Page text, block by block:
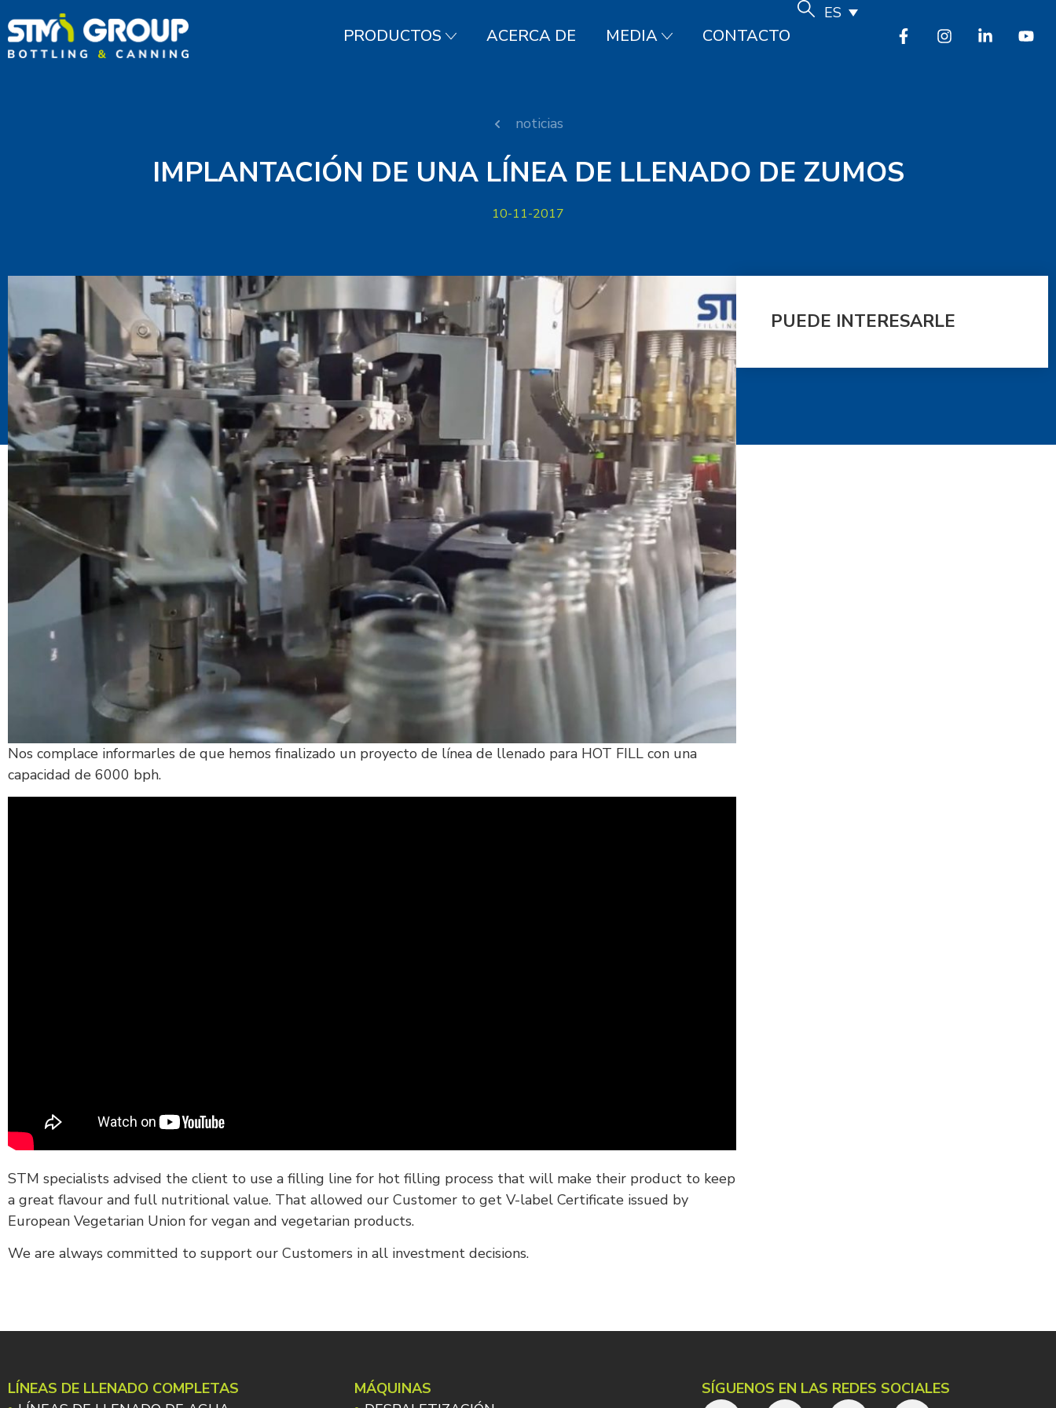
PRODUCTOS ACERCA DE MEDIA CONTACTO
ES
noticias
IMPLANTACIÓN DE UNA LÍNEA DE LLENADO DE ZUMOS
10-11-2017
Nos complace informarles de que hemos finalizado un proyecto de línea de llenado para HOT FILL con una
capacidad de 6000 bph.
STM specialists advised the client to use a filling line for hot filling process that will make their product to keep
a great flavour and full nutritional value. That allowed our Customer to get V-label Certificate issued by
European Vegetarian Union for vegan and vegetarian products.
We are always committed to support our Customers in all investment decisions.
PUEDE INTERESARLE
LÍNEAS DE LLENADO COMPLETAS
MÁQUINAS
SÍGUENOS EN LAS REDES SOCIALES